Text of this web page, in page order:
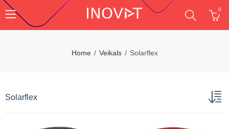
0
Home Veikals Solarflex
Solarflex